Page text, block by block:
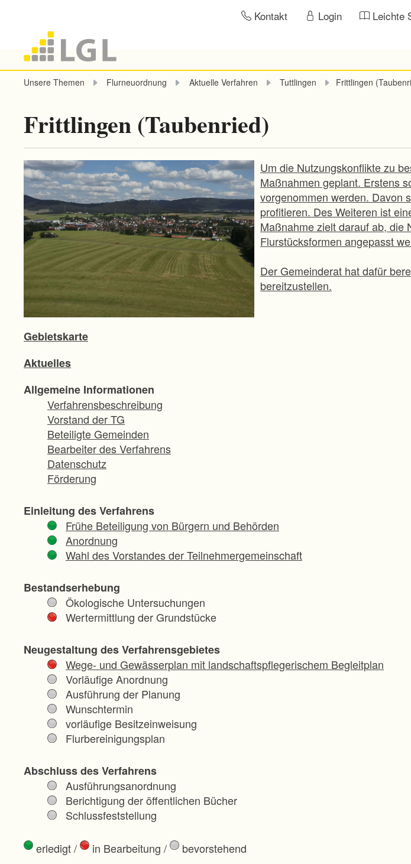
Kontakt Login Leichte
Unsere Themen Flurneuordnung Aktuelle Verfahren Tuttlingen Frittlingen
Frittlingen (Taubenried)
Um die Nutzungskonflikte zu
Maßnahmen geplant. Erstens
vorgenommen werden. Davon
profitieren. Des Weiteren ist
Maßnahme zielt darauf ab, die
Flurstücksformen angepasst
Der Gemeinderat hat dafür
bereitzustellen.
Gebietskarte
Aktuelles
Allgemeine Informationen
Verfahrensbeschreibung
Vorstand der TG
Beteiligte Gemeinden
Bearbeiter des Verfahrens
Datenschutz
Förderung
Einleitung des Verfahrens
Frühe Beteiligung von Bürgern und Behörden
Anordnung
Wahl des Vorstandes der Teilnehmergemeinschaft
Bestandserhebung
Ökologische Untersuchungen
Wertermittlung der Grundstücke
Neugestaltung des Verfahrensgebietes
Wege- und Gewässerplan mit landschaftspflegerischem Begleitplan
Vorläufige Anordnung
Ausführung der Planung
Wunschtermin
vorläufige Besitzeinweisung
Flurbereinigungsplan
Abschluss des Verfahrens
Ausführungsanordnung
Berichtigung der öffentlichen Bücher
Schlussfeststellung
erledigt/ in Bearbeitung / bevorstehend